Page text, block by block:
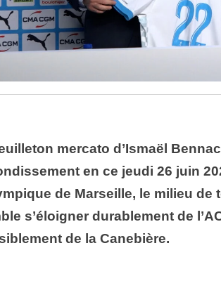
mercato d’Ismaël
en ce jeudi 26 juin
de Marseille, le milieu de
s’éloigner durablement de
de la Canebière.